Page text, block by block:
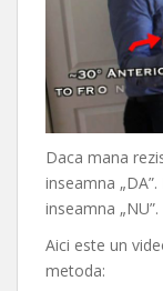
Daca mana
inseamna
inseamna „NU”.
Aici este un
metoda: